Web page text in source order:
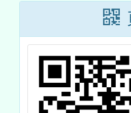
家E」系列